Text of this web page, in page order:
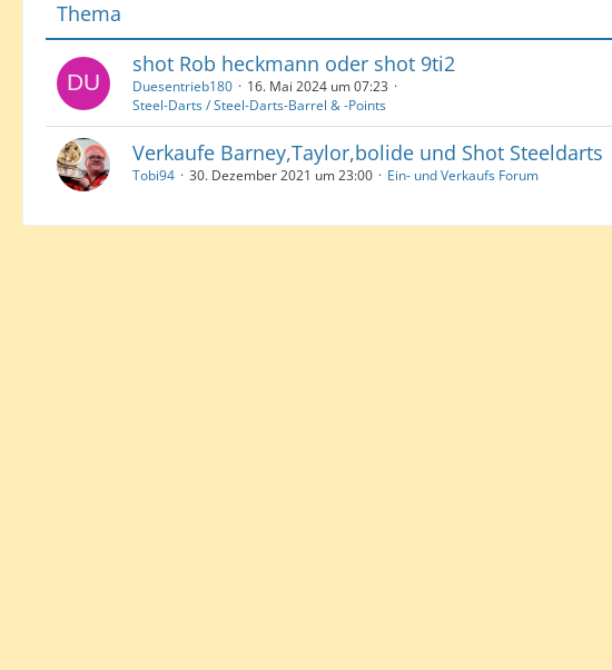
Thema
shot Rob heckmann oder shot 9ti2
Duesentrieb180
16. Mai 2024 um 07:23
Steel-Darts / Steel-Darts-Barrel & -Points
Verkaufe Barney,Taylor,bolide und Shot Steeldarts
Tobi94 30. Dezember 2021 um 23:00 Ein- und Verkaufs Forum